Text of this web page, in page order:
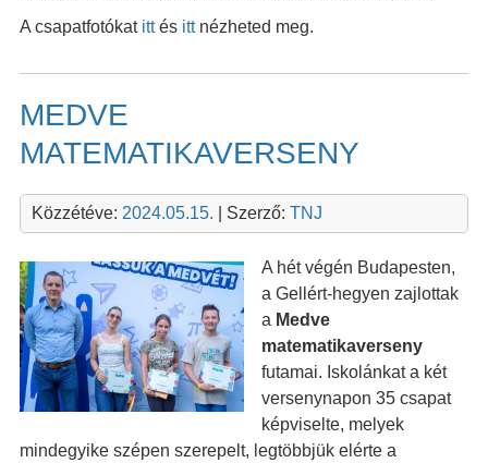
A csapatfotókat ittés ittnézheted meg.
MEDVE
MATEMATIKAVERSENY
Közzétéve: 2024.05.15. | Szerző: TNJ
A hét végén Budapesten,
a Gellért-hegyen zajlottak
a Medve
matematikaverseny
futamai. Iskolánkat a két
versenynapon 35 csapat
képviselte, melyek
mindegyike szépen szerepelt, legtöbbjük elérte a